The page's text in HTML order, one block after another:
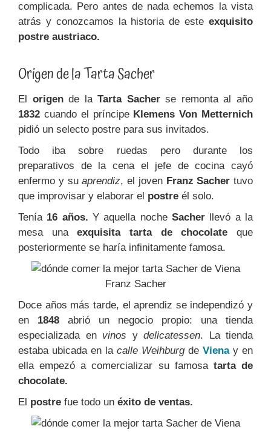
complicada. Pero antes de nada echemos la vista
atrás y conozcamos la historia de este exquisito
postre austriaco.
Origen de la Tarta Sacher
El origende laTarta Sacherse remonta al año
1832 cuando el príncipe Klemens Von Metternich
pidió un selecto postre para sus invitados.
Todo iba sobre ruedas pero durante los
preparativos de la cena el jefe de cocina cayó
enfermo y suaprendiz, el joven Franz Sacher tuvo
que improvisar y elaborar el postre él solo.
Tenía 16 años. Y aquella nocheSacher llevó a la
mesa unaexquisita tarta de chocolate que
posteriormente se haría infinitamente famosa.
Franz Sacher
Doce años más tarde, el aprendiz se independizó y
en 1848 abrió un negocio propio: una tienda
especializada en vinos y delicatessen. La tienda
estaba ubicada en la calle Weihburgde Vienay en
ella empezó a comercializar su famosa tarta de
chocolate.
El postre fue todo un éxito de ventas.